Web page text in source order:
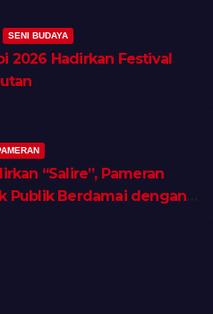
SENI BUDAYA
2026 Hadirkan Festival
“Salire”, Pameran
Publik Berdamai dengan